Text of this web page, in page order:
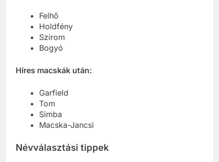
Felhő
Holdfény
Szirom
Bogyó
Híres macskák után:
Garfield
Tom
Simba
Macska-Jancsi
Névválasztási tippek